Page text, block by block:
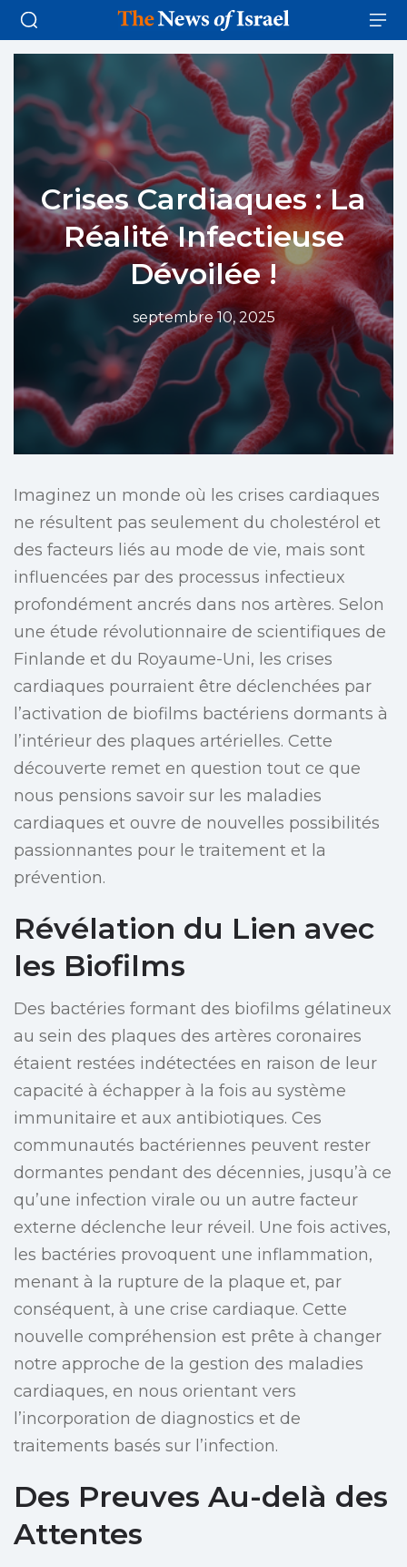
Crises Cardiaques : La
Réalité Infectieuse
Dévoilée !
septembre 10, 2025
Imaginez un monde où les crises cardiaques
ne résultent pas seulement du cholestérol et
des facteurs liés au mode de vie, mais sont
influencées par des processus infectieux
profondément ancrés dans nos artères. Selon
une étude révolutionnaire de scientifiques de
Finlande et du Royaume-Uni, les crises
cardiaques pourraient être déclenchées par
l’activation de biofilms bactériens dormants à
l’intérieur des plaques artérielles. Cette
découverte remet en question tout ce que
nous pensions savoir sur les maladies
cardiaques et ouvre de nouvelles possibilités
passionnantes pour le traitement et la
prévention.
Révélation du Lien avec
les Biofilms
Des bactéries formant des biofilms gélatineux
au sein des plaques des artères coronaires
étaient restées indétectées en raison de leur
capacité à échapper à la fois au système
immunitaire et aux antibiotiques. Ces
communautés bactériennes peuvent rester
dormantes pendant des décennies, jusqu’à ce
qu’une infection virale ou un autre facteur
externe déclenche leur réveil. Une fois actives,
les bactéries provoquent une inflammation,
menant à la rupture de la plaque et, par
conséquent, à une crise cardiaque. Cette
nouvelle compréhension est prête à changer
notre approche de la gestion des maladies
cardiaques, en nous orientant vers
l’incorporation de diagnostics et de
traitements basés sur l’infection.
Des Preuves Au-delà des
Attentes